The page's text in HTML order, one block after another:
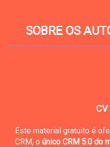
SOBRE OS
CV
Este material gratuito é
CRM, o único CRM 5.0 do